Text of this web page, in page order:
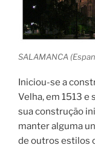
SALAMANCA
Iniciou-se a
Velha, em 1513 e
sua construção
manter alguma
de outros estilos